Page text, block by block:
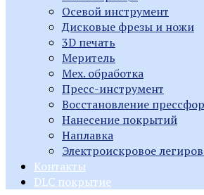
Осевой инструмент
Дисковые фрезы и ножи
3D печать
Меритель
Мех. обработка
Пресс-инструмент
Восстановление
Нанесение покрытий
Наплавка
Электроискровое
Контакты
DLC покрытие